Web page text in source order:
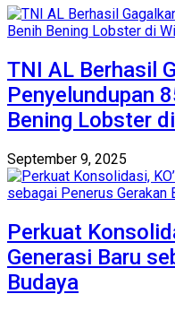
TNI AL Berhasil
Penyelundupan
Bening Lobster
September 9, 2025
Perkuat
Generasi Baru
Budaya